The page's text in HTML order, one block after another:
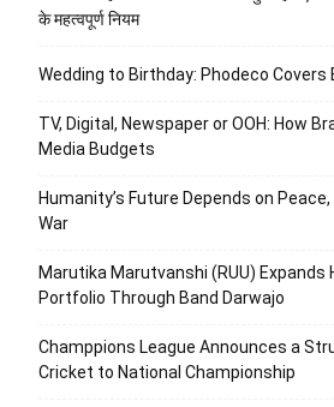
के महत्वपूर्ण नियम
Wedding to Birthday: Phodeco Covers
TV, Digital, Newspaper or OOH: How
Media Budgets
Humanity’s Future Depends on
War
Marutika Marutvanshi (RUU)
Portfolio Through Band Darwajo
Champpions League Announces a
Cricket to National Championship